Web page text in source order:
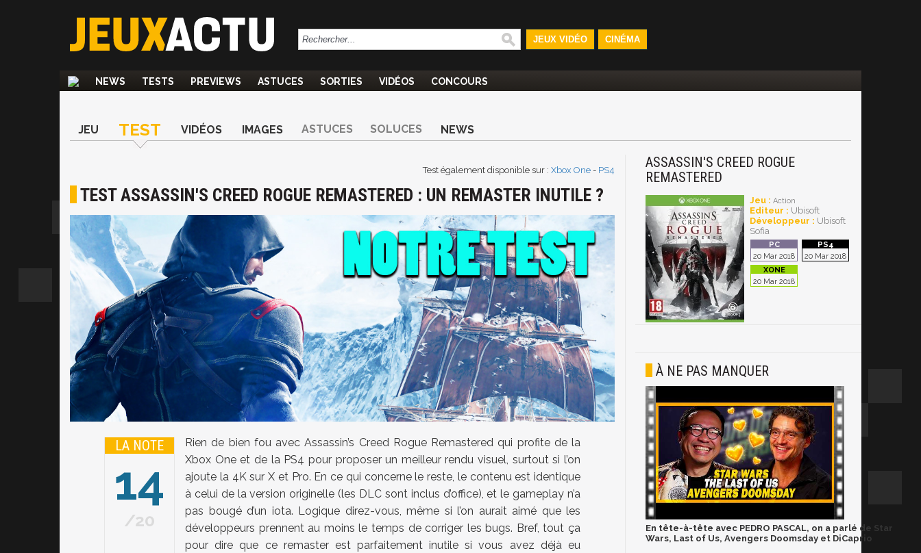
JEUX VIDÉO CINÉMA
NEWS TESTS PREVIEWS ASTUCES SORTIES VIDÉOS CONCOURS
JEU TEST VIDÉOS IMAGES ASTUCES SOLUCES NEWS
Test également disponible sur : Xbox One - PS4
TEST ASSASSIN'S CREED ROGUE REMASTERED : UN REMASTER INUTILE ?
LA NOTE
14
20
Rien de bien fou avec Assassin’s Creed Rogue Remastered qui profite de la
Xbox One et de la PS4 pour proposer un meilleur rendu visuel, surtout si l’on
ajoute la 4K sur X et Pro. En ce qui concerne le reste, le contenu est identique
à celui de la version originelle (les DLC sont inclus d’office), et le gameplay n’a
pas bougé d’un iota. Logique direz-vous, même si l’on aurait aimé que les
développeurs prennent au moins le temps de corriger les bugs. Bref, tout ça
pour dire que ce remaster est parfaitement inutile si vous avez déjà eu
ASSASSIN'S CREED ROGUE
REMASTERED
Jeu : Action
Editeur : Ubisoft
Développeur : Ubisoft
Sofia
20 Mar 2018 20 Mar 2018
20 Mar 2018
À NE PAS MANQUER
En tête-à-tête avec PEDRO PASCAL, on a parlé de Star
Wars, Last of Us, Avengers Doomsday et DiCaprio